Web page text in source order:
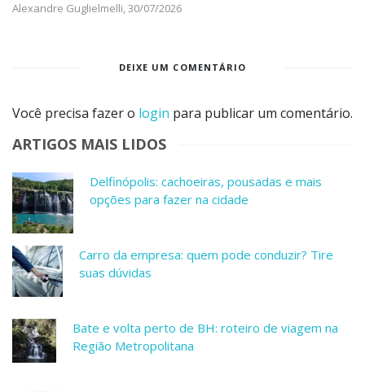
Alexandre Guglielmelli,30/07/2026
DEIXE UM COMENTÁRIO
Você precisa fazer o login para publicar um comentário.
ARTIGOS MAIS LIDOS
Delfinópolis: cachoeiras, pousadas e mais
opções para fazer na cidade
Carro da empresa: quem pode conduzir? Tire
suas dúvidas
Bate e volta perto de BH: roteiro de viagem na
Região Metropolitana